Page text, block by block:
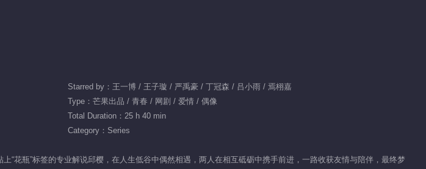
Starred by：王一博 / 王子璇 / 严禹豪 / 丁冠森 / 吕小雨 / 焉栩嘉
Type：芒果出品 / 青春 / 网剧 / 爱情 / 偶像
Total Duration：25 h 40 min
Category：Series
“花瓶”标签的专业解说邱樱，在人生低谷中偶然相遇，两人在相互砥砺中携手前进，一路收获友情与陪伴，最终梦